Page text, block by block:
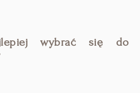
wybrać się do